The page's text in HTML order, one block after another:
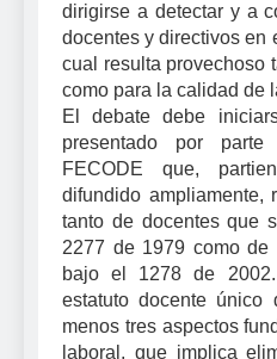
dirigirse a detectar y a
docentes y directivos en
cual resulta provechoso
como para la calidad de
El debate debe
presentado por
FECODE que,
difundido ampliamente,
tanto de docentes que
2277 de 1979 como de
bajo el 1278 de
estatuto docente único
menos tres aspectos
laboral, que implica